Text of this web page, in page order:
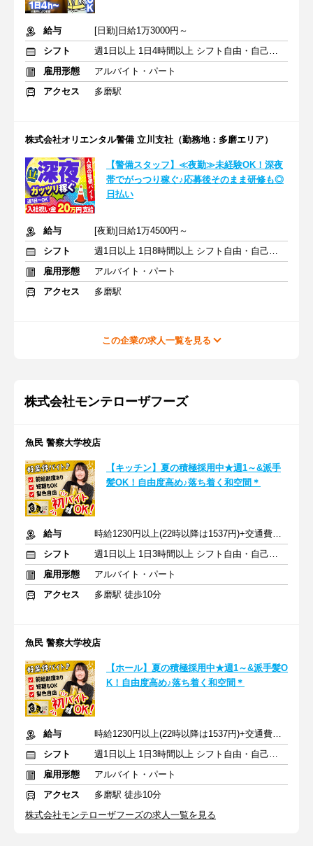
給与
[日勤]日給1万3000円～
シフト
週1日以上 1日4時間以上 シフト自由・自己申告
雇用形態
アルバイト・パート
アクセス
多磨駅
株式会社オリエンタル警備 立川支社（勤務地：多磨エリア）
【警備スタッフ】≪夜勤≫未経験OK！深夜
帯でがっつり稼ぐ♪応募後そのまま研修も◎
日払い
給与
[夜勤]日給1万4500円～
シフト
週1日以上 1日8時間以上 シフト自由・自己申告
雇用形態
アルバイト・パート
アクセス
多磨駅
この企業の求人一覧を見る
株式会社モンテローザフーズ
魚民 警察大学校店
【キッチン】夏の積極採用中★週1～&派手
髪OK！自由度高め♪落ち着く和空間＊
給与
時給1230円以上(22時以降は1537円)+交通費規定内支給
シフト
週1日以上 1日3時間以上 シフト自由・自己申告
雇用形態
アルバイト・パート
アクセス
多磨駅 徒歩10分
魚民 警察大学校店
【ホール】夏の積極採用中★週1～&派手髪O
K！自由度高め♪落ち着く和空間＊
給与
時給1230円以上(22時以降は1537円)+交通費規定内支給
シフト
週1日以上 1日3時間以上 シフト自由・自己申告
雇用形態
アルバイト・パート
アクセス
多磨駅 徒歩10分
株式会社モンテローザフーズの求人一覧を見る